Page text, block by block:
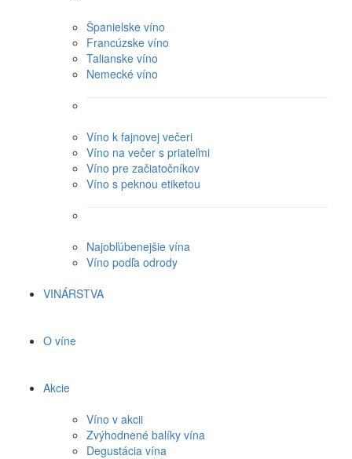
Španielske víno
Francúzske víno
Talianske víno
Nemecké víno
Víno k fajnovej večeri
Víno na večer s priateľmi
Víno pre začiatočníkov
Víno s peknou etiketou
Najobľúbenejšie vína
Víno podľa odrody
VINÁRSTVA
O víne
Akcie
Víno v akcii
Zvýhodnené balíky vína
Degustácia vína